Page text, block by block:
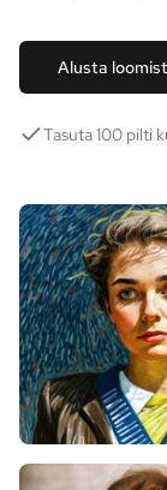
Alusta
Tasuta 100 pilti